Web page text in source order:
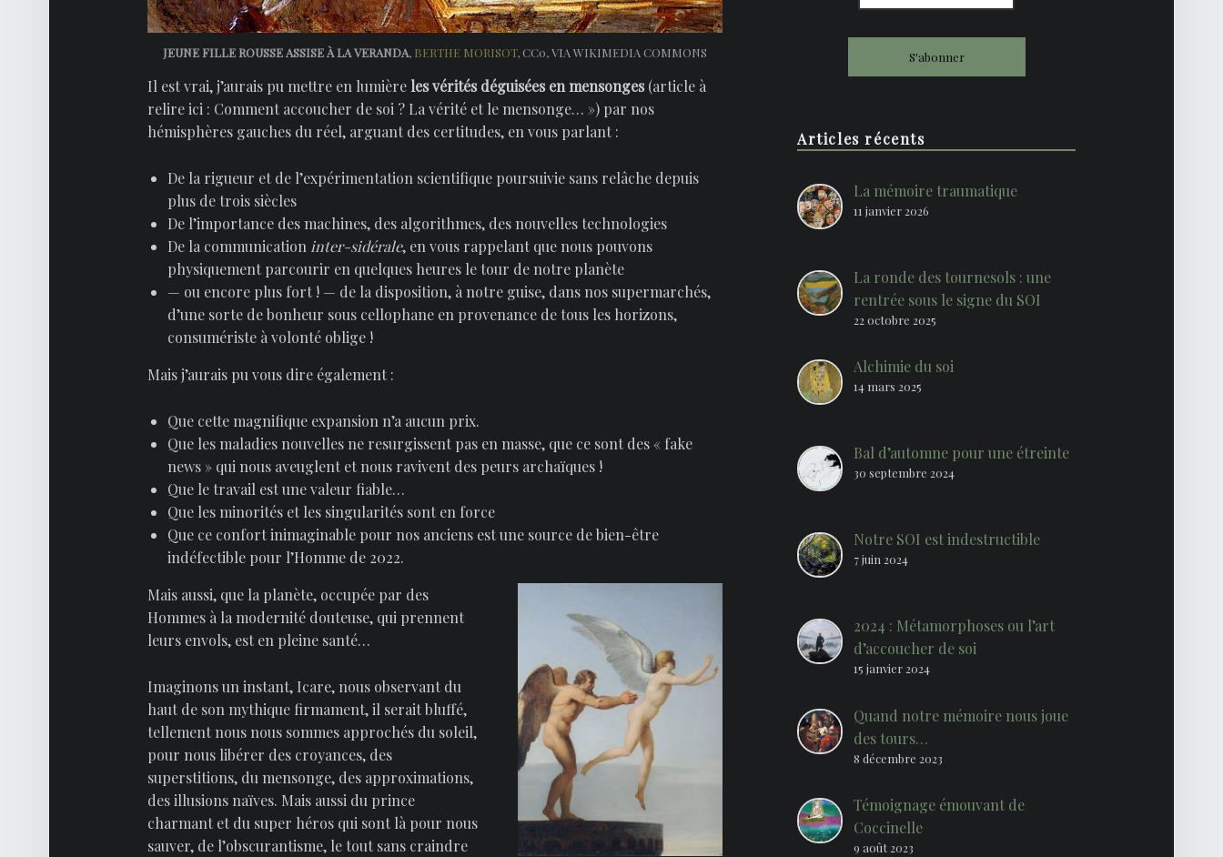
JEUNE FILLE ROUSSE ASSISE À LA VERANDA, BERTHE MORISOT, CC0, VIA WIKIMEDIA COMMONS
Il est vrai, j’aurais pu mettre en lumièreles vérités déguisées en mensonges(article à
relire ici : Comment accoucher de soi ? La vérité et le mensonge… ») par nos
hémisphères gauches du réel, arguant des certitudes, en vous parlant :
De la rigueur et de l’expérimentation scientifique poursuivie sans relâche depuis
plus de trois siècles
De l’importance des machines, des algorithmes, des nouvelles technologies
De la communication inter-sidérale, en vous rappelant que nous pouvons
physiquement parcourir en quelques heures le tour de notre planète
— ou encore plus fort ! — de la disposition, à notre guise, dans nos supermarchés,
d’une sorte de bonheur sous cellophane en provenance de tous les horizons,
consumériste à volonté oblige !
Mais j’aurais pu vous dire également :
Que cette magnifique expansion n’a aucun prix.
Que les maladies nouvelles ne resurgissent pas en masse, que ce sont des « fake
news » qui nous aveuglent et nous ravivent des peurs archaïques !
Que le travail est une valeur fiable…
Que les minorités et les singularités sont en force
Que ce confort inimaginable pour nos anciens est une source de bien-être
indéfectible pour l’Homme de 2022.
Mais aussi, que la planète, occupée par des
Hommes à la modernité douteuse, qui prennent
leurs envols, est en pleine santé…
Imaginons un instant, Icare, nous observant du
haut de son mythique firmament, il serait bluffé,
tellement nous nous sommes approchés du soleil,
pour nous libérer des croyances, des
superstitions, du mensonge, des approximations,
des illusions naïves. Mais aussi du prince
charmant et du super héros qui sont là pour nous
sauver, de l’obscurantisme, le tout sans craindre
Articles récents
La mémoire traumatique
11 janvier 2026
La ronde des tournesols : une
rentrée sous le signe du SOI
22 octobre 2025
Alchimie du soi
14 mars 2025
Bal d’automne pour une étreinte
30 septembre 2024
Notre SOI est indestructible
7 juin 2024
2024 : Métamorphoses ou l’art
d’accoucher de soi
15 janvier 2024
Quand notre mémoire nous joue
des tours…
8 décembre 2023
Témoignage émouvant de
Coccinelle
9 août 2023